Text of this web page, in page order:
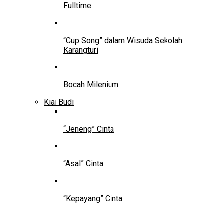
Fulltime
“Cup Song” dalam Wisuda Sekolah
Karangturi
Bocah Milenium
Kiai Budi
“Jeneng” Cinta
“Asal” Cinta
“Kepayang” Cinta